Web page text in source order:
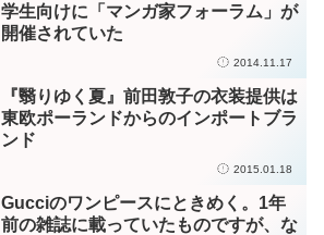
学生向けに「マンガ家フォーラム」が
開催されていた
2014.11.17
『翳りゆく夏』前田敦子の衣装提供は
東欧ポーランドからのインポートブラ
ンド
2015.01.18
Gucciのワンピースにときめく。1年
前の雑誌に載っていたものですが、な